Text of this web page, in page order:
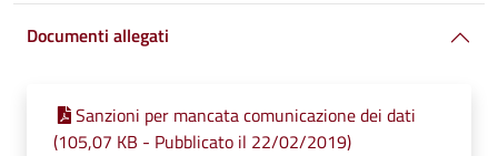
Documenti allegati
Sanzioni per mancata comunicazione dei dati
(105,07 KB - Pubblicato il 22/02/2019)